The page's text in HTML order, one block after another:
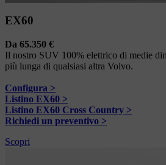
EX60
Da 65.350 €
Il nostro SUV 100% elettrico di medie
più lunga di qualsiasi altra Volvo.
Configura >
Listino EX60 >
Listino EX60 Cross Country >
Richiedi un preventivo >
Scopri